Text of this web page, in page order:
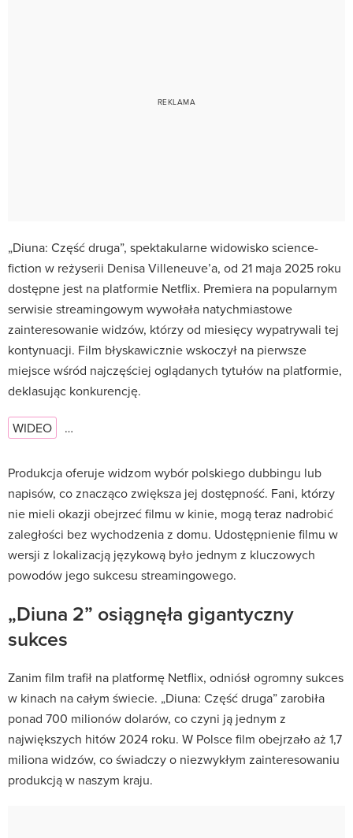
„Diuna: Część druga”, spektakularne widowisko science-
fiction w reżyserii Denisa Villeneuve’a, od 21 maja 2025 roku
dostępne jest na platformie Netflix. Premiera na popularnym
serwisie streamingowym wywołała natychmiastowe
zainteresowanie widzów, którzy od miesięcy wypatrywali tej
kontynuacji. Film błyskawicznie wskoczył na pierwsze
miejsce wśród najczęściej oglądanych tytułów na platformie,
deklasując konkurencję.
WIDEO …
Produkcja oferuje widzom wybór polskiego dubbingu lub
napisów, co znacząco zwiększa jej dostępność. Fani, którzy
nie mieli okazji obejrzeć filmu w kinie, mogą teraz nadrobić
zaległości bez wychodzenia z domu. Udostępnienie filmu w
wersji z lokalizacją językową było jednym z kluczowych
powodów jego sukcesu streamingowego.
„Diuna 2” osiągnęła gigantyczny
sukces
Zanim film trafił na platformę Netflix, odniósł ogromny sukces
w kinach na całym świecie. „Diuna: Część druga” zarobiła
ponad 700 milionów dolarów, co czyni ją jednym z
największych hitów 2024 roku. W Polsce film obejrzało aż 1,7
miliona widzów, co świadczy o niezwykłym zainteresowaniu
produkcją w naszym kraju.